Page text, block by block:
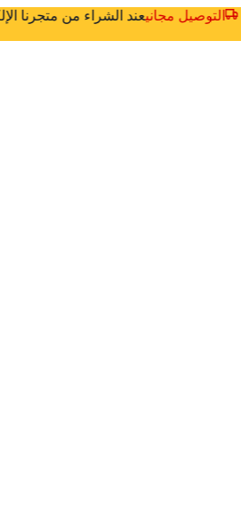
التوصيل مجانيعند الشراء من متجرنا